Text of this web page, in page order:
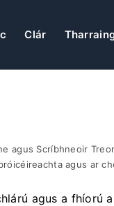
Clár
agus Scríbhneoir
agus ar
agus a fhíorú